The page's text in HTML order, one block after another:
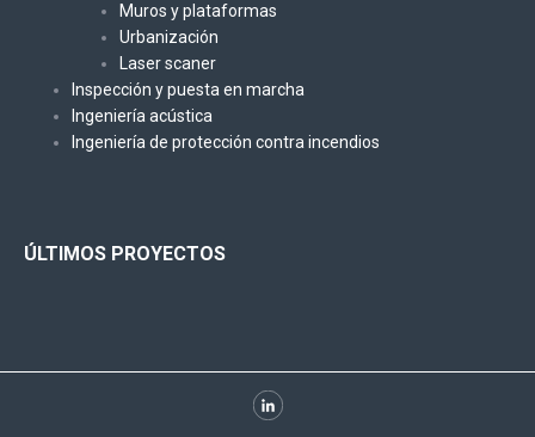
Muros y plataformas
Urbanización
Laser scaner
Inspección y puesta en marcha
Ingeniería acústica
Ingeniería de protección contra incendios
ÚLTIMOS PROYECTOS